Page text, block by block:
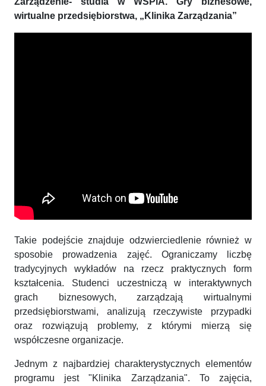
wirtualne przedsiębiorstwa, „Klinika Zarządzania”
Takie podejście znajduje odzwierciedlenie również w
sposobie prowadzenia zajęć. Ograniczamy liczbę
tradycyjnych wykładów na rzecz praktycznych form
kształcenia. Studenci uczestniczą w interaktywnych
grach biznesowych, zarządzają wirtualnymi
przedsiębiorstwami, analizują rzeczywiste przypadki
oraz rozwiązują problemy, z którymi mierzą się
współczesne organizacje.
Jednym z najbardziej charakterystycznych elementów
programu jest "Klinika Zarządzania". To zajęcia,